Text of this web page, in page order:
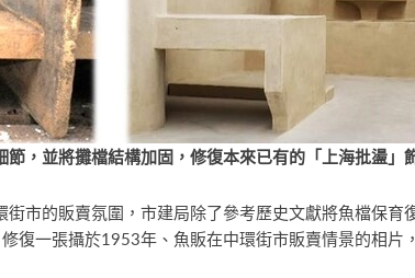
，並將攤檔結構加固，修復本來已有的「上海批盪」
市的販賣氛圍，市建局除了參考歷史文獻將魚檔保
復一張攝於1953年、魚販在中環街市販賣情景的相片